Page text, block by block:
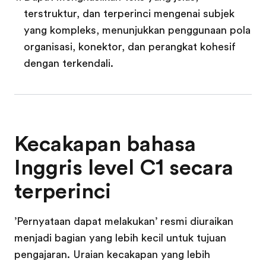
terstruktur, dan terperinci mengenai subjek
yang kompleks, menunjukkan penggunaan pola
organisasi, konektor, dan perangkat kohesif
dengan terkendali.
Kecakapan bahasa
Inggris level C1 secara
terperinci
’Pernyataan dapat melakukan’ resmi diuraikan
menjadi bagian yang lebih kecil untuk tujuan
pengajaran. Uraian kecakapan yang lebih